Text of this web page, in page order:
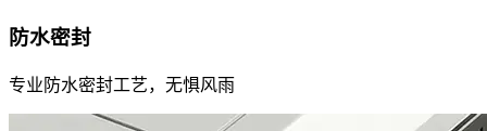
防水密封
专业防水密封工艺，无惧风雨